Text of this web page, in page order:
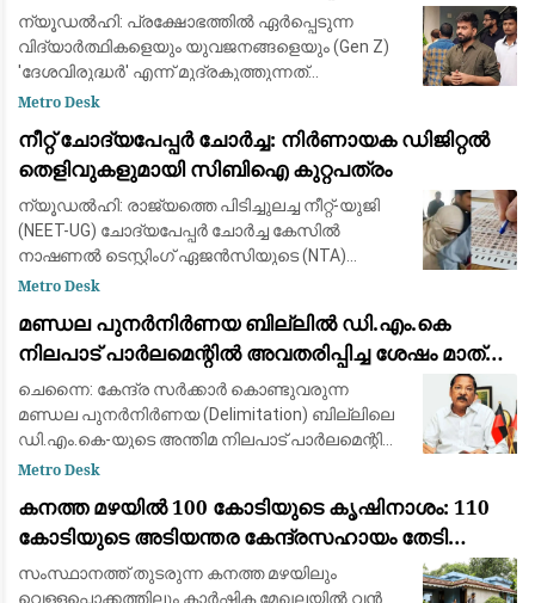
ബിജെപി കേൾക്കണം: അഭിജിത്ത് ദീപ്കേ
ന്യൂഡൽഹി: പ്രക്ഷോഭത്തിൽ ഏർപ്പെടുന്ന
വിദ്യാർത്ഥികളെയും യുവജനങ്ങളെയും (Gen Z)
'ദേശവിരുദ്ധർ' എന്ന് മുദ്രകുത്തുന്നത്
ബിജെപിയും പ്രധാനമന്ത്രി നരേന്ദ്ര മോദിയും
പാർട്ടി
Metro Desk
നീറ്റ് ചോദ്യപേപ്പർ ചോർച്ച: നിർണായക ഡിജിറ്റൽ
തെളിവുകളുമായി സിബിഐ കുറ്റപത്രം
ന്യൂഡൽഹി: രാജ്യത്തെ പിടിച്ചുലച്ച നീറ്റ്-യുജി
(NEET-UG) ചോദ്യപേപ്പർ ചോർച്ച കേസിൽ
നാഷണൽ ടെസ്റ്റിംഗ് ഏജൻസിയുടെ (NTA)
വിഷയാധിഷ്ഠിത വിദഗ്ദ്ധരും ഏജന്റന്മാരും ഉൾപ്പെട്ട
സിബിഐ.
Metro Desk
മണ്ഡല പുനർനിർണയ ബില്ലിൽ ഡി.എം.കെ
നിലപാട് പാർലമെന്റിൽ അവതരിപ്പിച്ച ശേഷം മാത്രം:
ആർ.എസ്. ഭാരതി
ചെന്നൈ: കേന്ദ്ര സർക്കാർ കൊണ്ടുവരുന്ന
മണ്ഡല പുനർനിർണയ (Delimitation) ബില്ലിലെ
ഡി.എം.കെ-യുടെ അന്തിമ നിലപാട് പാർലമെന്റിൽ
ബിൽ ഔദ്യോഗികമായി അവതരിപ്പിച്ച ശേഷം
സെക്രട്ടറിയു
Metro Desk
കനത്ത മഴയിൽ 100 കോടിയുടെ കൃഷിനാശം: 110
കോടിയുടെ അടിയന്തര കേന്ദ്രസഹായം തേടി
കേരളം
സംസ്ഥാനത്ത് തുടരുന്ന കനത്ത മഴയിലും
വെള്ളപ്പൊക്കത്തിലും കാർഷിക മേഖലയിൽ വൻ